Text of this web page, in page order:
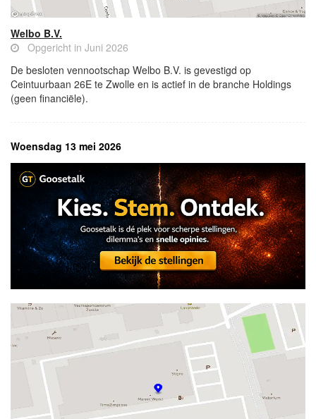
Welbo B.V.
Opgericht in Juni 2026
De besloten vennootschap Welbo B.V. is gevestigd op
Ceintuurbaan 26E te Zwolle en is actief in de branche Holdings
(geen financiële).
Woensdag 13 mei 2026